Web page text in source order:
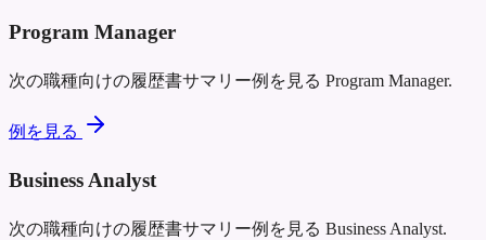
Program Manager
次の職種向けの履歴書サマリー例を見る Program Manager.
例を見る
Business Analyst
次の職種向けの履歴書サマリー例を見る Business Analyst.